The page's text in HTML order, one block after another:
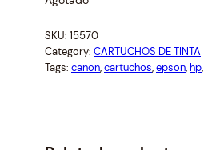
i
i
n
a
n
t
SKU: 15570
Category: CARTUCHOS DE TINTA
Tags: canon, cartuchos, epson, hp,